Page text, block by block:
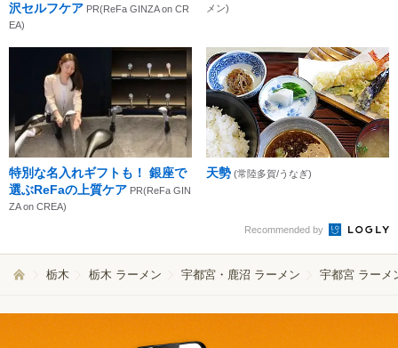
沢セルフケア PR(ReFa GINZA on CR
EA)
メン)
特別な名入れギフトも！ 銀座で
選ぶReFaの上質ケア PR(ReFa GIN
ZA on CREA)
天勢 (常陸多賀/うなぎ)
Recommended by
栃木 栃木 ラーメン 宇都宮・鹿沼 ラーメン 宇都宮 ラーメ